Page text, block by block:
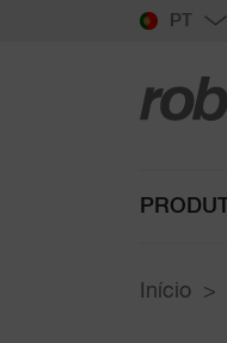
PT
Início